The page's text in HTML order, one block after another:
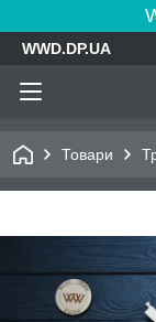
WWD.DP.UA
Товари